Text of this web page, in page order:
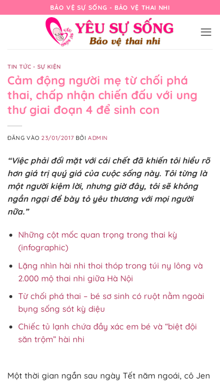
BẢO VỆ SỰ SỐNG - BẢO VỆ THAI NHI
TIN TỨC - SỰ KIỆN
Cảm động người mẹ từ chối phá
thai, chấp nhận chiến đấu với ung
thư giai đoạn 4 để sinh con
ĐĂNG VÀO23/01/2017 BỞIADMIN
“Việc phải đối mặt với cái chết đã khiến tôi hiểu rõ
hơn giá trị quý giá của cuộc sống này. Tôi từng là
một người kiệm lời, nhưng giờ đây, tôi sẽ không
ngần ngại để bày tỏ yêu thương với mọi người
nữa.”
Những cột mốc quan trọng trong thai kỳ
(infographic)
Lặng nhìn hài nhi thoi thóp trong túi ny lông và
2.000 mộ thai nhi giữa Hà Nội
Từ chối phá thai – bé sơ sinh có ruột nằm ngoài
bụng sống sót kỳ diệu
Chiếc tủ lạnh chứa đầy xác em bé và “biệt đội
săn trộm” hài nhi
Một thời gian ngắn sau ngày Tết năm ngoái, cô Jen